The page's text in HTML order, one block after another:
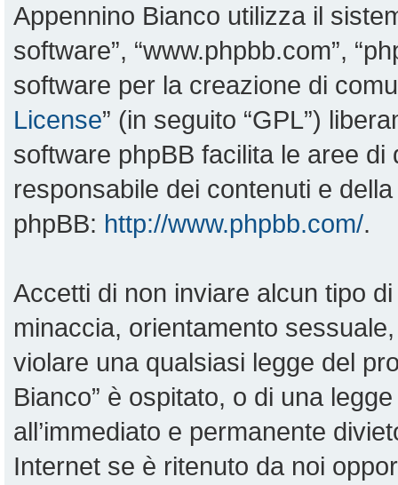
Appennino Bianco utilizza il
software”, “www.phpbb.com”,
software per la creazione di
License” (in seguito “GPL”)
software phpBB facilita le aree
responsabile dei contenuti e
phpBB: http://www.phpbb.com/.
Accetti di non inviare alcun tipo
minaccia, orientamento
violare una qualsiasi legge del
Bianco” è ospitato, o di una
all’immediato e permanente
Internet se è ritenuto da noi